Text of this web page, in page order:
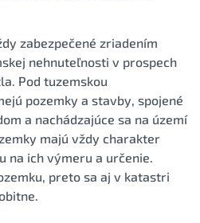
zabezpečené zriadením
nehnuteľnosti v prospech
Pod tuzemskou
pozemky a stavby, spojené
a nachádzajúce sa na území
majú vždy charakter
na ich výmeru a určenie.
preto sa aj v katastri